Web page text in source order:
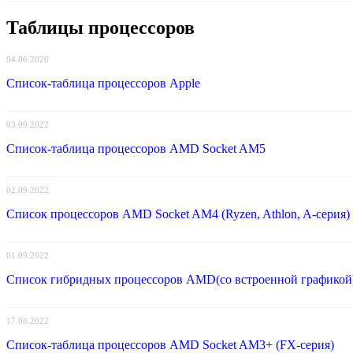
Таблицы процессоров
04.06.2026
Список-таблица процессоров Apple
03.09.2022
Список-таблица процессоров AMD Socket AM5
02.09.2022
Список процессоров AMD Socket AM4 (Ryzen, Athlon, A-серия)
01.09.2022
Список гибридных процессоров AMD(со встроенной
17.08.2022
Список-таблица процессоров AMD Socket AM3+ (FX-серия)